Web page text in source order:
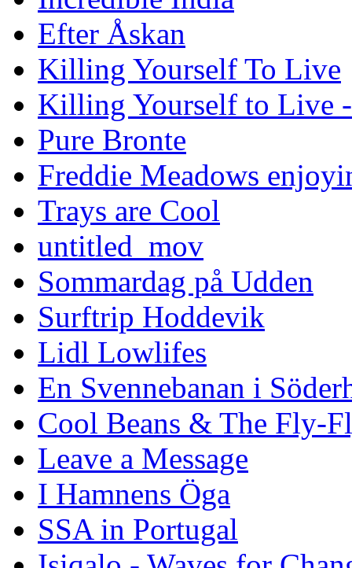
Efter Åskan
Killing Yourself To Live
Killing Yourself to Live -
Pure Bronte
Freddie Meadows
Trays are Cool
untitled_mov
Sommardag på Udden
Surftrip Hoddevik
Lidl Lowlifes
En Svennebanan i
Cool Beans & The Fly-
Leave a Message
I Hamnens Öga
SSA in Portugal